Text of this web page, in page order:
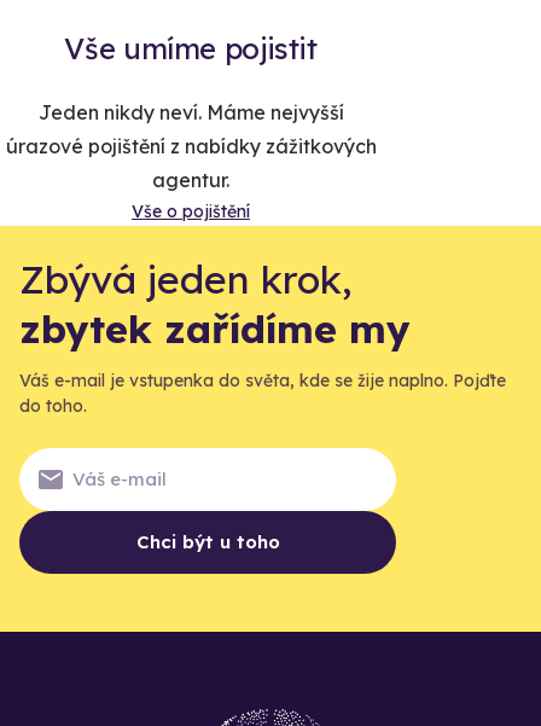
Vše umíme pojistit
Jeden nikdy neví. Máme nejvyšší
úrazové pojištění z nabídky zážitkových
agentur.
Vše o pojištění
Zbývá jeden krok,
zbytek zařídíme my
Váš e-mail je vstupenka do světa, kde se žije naplno. Pojďte
do toho.
Chci být u toho